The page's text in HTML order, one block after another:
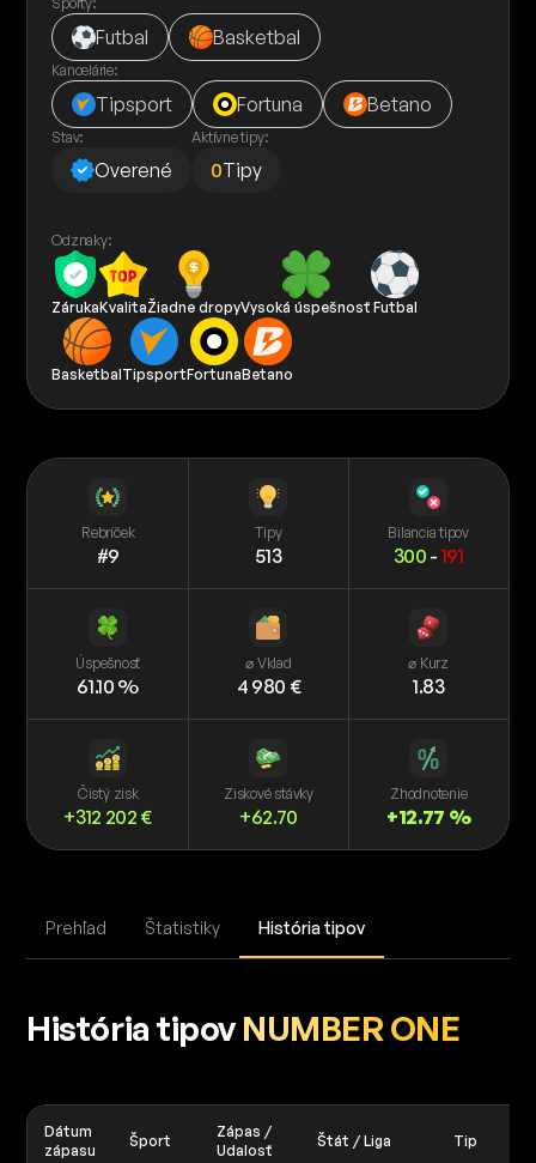
Futbal Basketbal
Kancelárie:
Tipsport Fortuna Betano
Stav:
Overené
Aktívne tipy:
0Tipy
Odznaky:
ZárukaKvalitaŽiadne dropyVysoká úspešnosť Futbal
BasketbalTipsportFortunaBetano
Rebríček
#9
Tipy
513
Bilancia tipov
300 - 191
Úspešnosť
61.10 %
⌀ Vklad
4 980 €
⌀ Kurz
1.83
Čistý zisk
+312 202 €
Ziskové stávky
+62.70
Zhodnotenie
+12.77 %
Prehľad Štatistiky História tipov
História tipov NUMBER ONE
Dátum
zápasu
Šport
Zápas /
Udalosť
Štát / Liga Tip